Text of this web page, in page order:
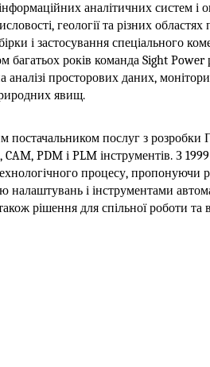
аналітичних систем і
геології та різних
і застосування спеціального
багатьох років команда Sight
аналізі просторових даних,
явищ.
постачальником послуг з розробки
CAM, PDM і PLM інструментів. З
процесу, пропонуючи
налаштувань і інструментами
рішення для спільної роботи та